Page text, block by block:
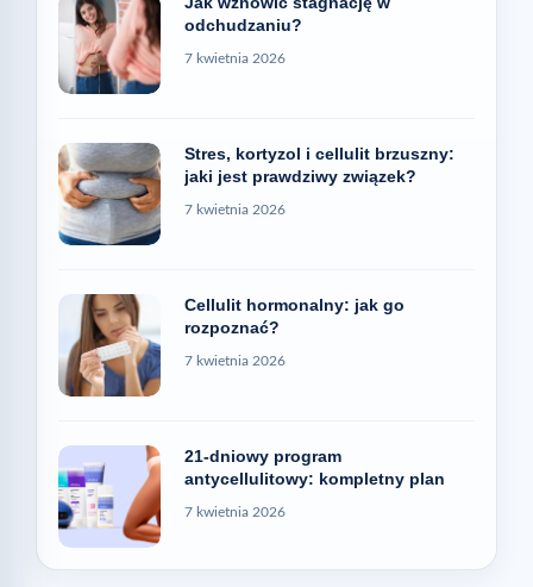
odchudzaniu?
7 kwietnia 2026
Stres, kortyzol i cellulit brzuszny:
jaki jest prawdziwy związek?
7 kwietnia 2026
Cellulit hormonalny: jak go
rozpoznać?
7 kwietnia 2026
21-dniowy program
antycellulitowy: kompletny plan
7 kwietnia 2026